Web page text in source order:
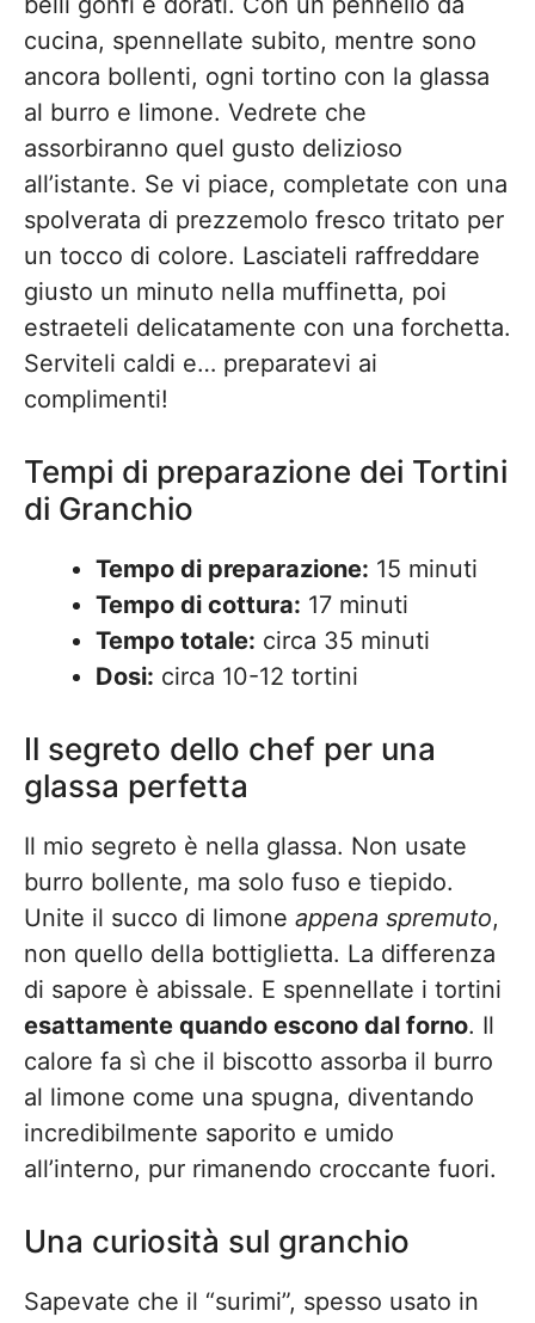
cucina, spennellate subito, mentre sono
ancora bollenti, ogni tortino con la glassa
al burro e limone. Vedrete che
assorbiranno quel gusto delizioso
all’istante. Se vi piace, completate con una
spolverata di prezzemolo fresco tritato per
un tocco di colore. Lasciateli raffreddare
giusto un minuto nella muffinetta, poi
estraeteli delicatamente con una forchetta.
Serviteli caldi e… preparatevi ai
complimenti!
Tempi di preparazione dei Tortini
di Granchio
Tempo di preparazione: 15 minuti
Tempo di cottura: 17 minuti
Tempo totale: circa 35 minuti
Dosi: circa 10-12 tortini
Il segreto dello chef per una
glassa perfetta
Il mio segreto è nella glassa. Non usate
burro bollente, ma solo fuso e tiepido.
Unite il succo di limone appena spremuto,
non quello della bottiglietta. La differenza
di sapore è abissale. E spennellate i tortini
esattamente quando escono dal forno. Il
calore fa sì che il biscotto assorba il burro
al limone come una spugna, diventando
incredibilmente saporito e umido
all’interno, pur rimanendo croccante fuori.
Una curiosità sul granchio
Sapevate che il “surimi”, spesso usato in